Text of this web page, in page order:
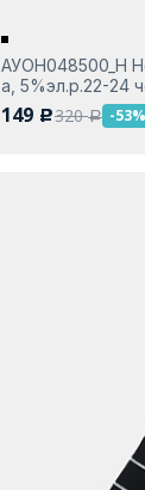
АУОН048500_Н
а, 5%эл.р.22-24
149 c320a -53%